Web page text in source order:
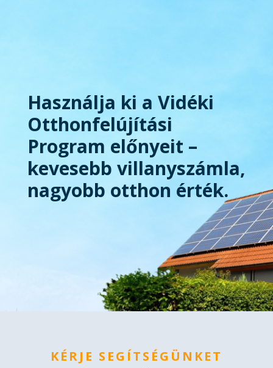
Használja ki a Vidéki
Otthonfelújítási
Program előnyeit –
kevesebb villanyszámla,
nagyobb otthon érték.
KÉRJE SEGÍTSÉGÜNKET